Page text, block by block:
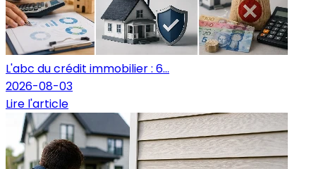
L'abc du crédit immobilier : 6...
2026-08-03
Lire l'article